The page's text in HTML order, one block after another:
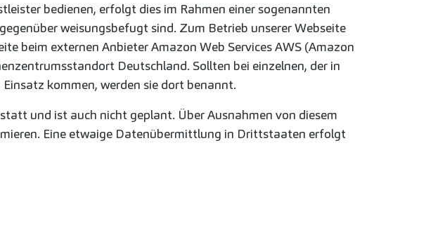
bedienen, erfolgt dies im Rahmen einer sogenannten
weisungsbefugt sind. Zum Betrieb unserer Webseite
beim externen Anbieter Amazon Web Services AWS (Amazon
Deutschland. Sollten bei einzelnen, der in
kommen, werden sie dort benannt.
und ist auch nicht geplant. Über Ausnahmen von diesem
Eine etwaige Datenübermittlung in Drittstaaten erfolgt